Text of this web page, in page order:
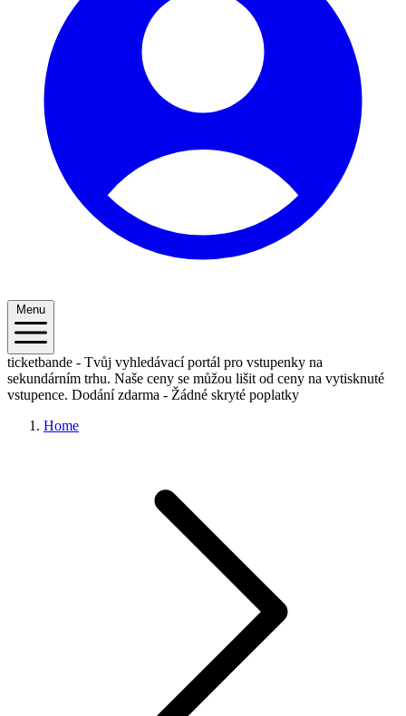
Menu
ticketbande - Tvůj vyhledávací portál pro vstupenky na
sekundárním trhu. Naše ceny se můžou lišit od ceny na vytisknuté
vstupence. Dodání zdarma - Žádné skryté poplatky
Home